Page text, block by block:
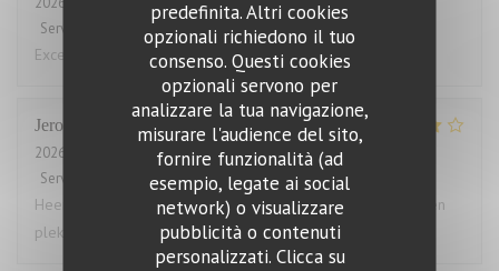
predefinita. Altri cookies
opzionali richiedono il tuo
consenso. Questi cookies
opzionali servono per
analizzare la tua navigazione,
misurare l'audience del sito,
fornire funzionalità (ad
esempio, legate ai social
network) o visualizzare
pubblicità o contenuti
personalizzati. Clicca su
Servizio
Atmosfera /5 Cucina Qualità / Prezzo
Excellent!
Jeroen
2026-08-03
- 18:30 - Ospiti 4
Servizio
Atmosfera:4/5 Cucina:5 /5 Qualità / Prezzo
Heerlijk gegeten. Grote porties, zelden zo vol gezeten. Geen
plek voor een toetje.